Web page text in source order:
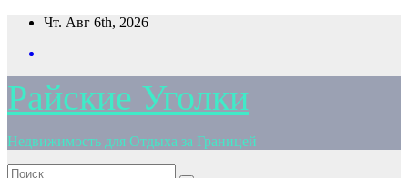
Перейти
содержимому
Чт. Авг 6th, 2026
Райские Уголки
Недвижимость для Отдыха за Границей